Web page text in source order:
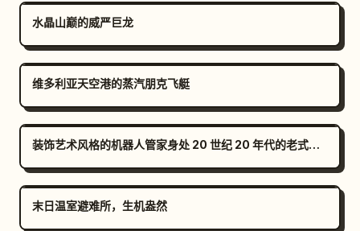
水晶山巅的威严巨龙
维多利亚天空港的蒸汽朋克飞艇
装饰艺术风格的机器人管家身处 20 世纪 20 年代的老式豪宅中
末日温室避难所，生机盎然